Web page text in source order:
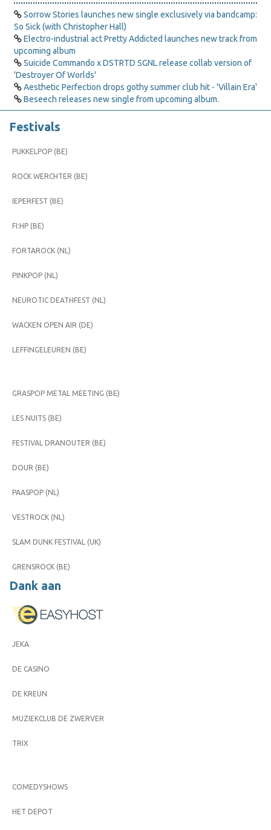
Sorrow Stories launches new single exclusively via bandcamp:
So Sick (with Christopher Hall)
Electro-industrial act Pretty Addicted launches new track from
upcoming album
Suicide Commando x DSTRTD SGNL release collab version of
'Destroyer Of Worlds'
Aesthetic Perfection drops gothy summer club hit - 'Villain Era'
Beseech releases new single from upcoming album.
Festivals
PUKKELPOP (BE)
ROCK WERCHTER (BE)
IEPERFEST (BE)
FI:HP (BE)
FORTAROCK (NL)
PINKPOP (NL)
NEUROTIC DEATHFEST (NL)
WACKEN OPEN AIR (DE)
LEFFINGELEUREN (BE)
GRASPOP METAL MEETING (BE)
LES NUITS (BE)
FESTIVAL DRANOUTER (BE)
DOUR (BE)
PAASPOP (NL)
VESTROCK (NL)
SLAM DUNK FESTIVAL (UK)
GRENSROCK (BE)
Dank aan
JEKA
DE CASINO
DE KREUN
MUZIEKCLUB DE ZWERVER
TRIX
COMEDYSHOWS
HET DEPOT